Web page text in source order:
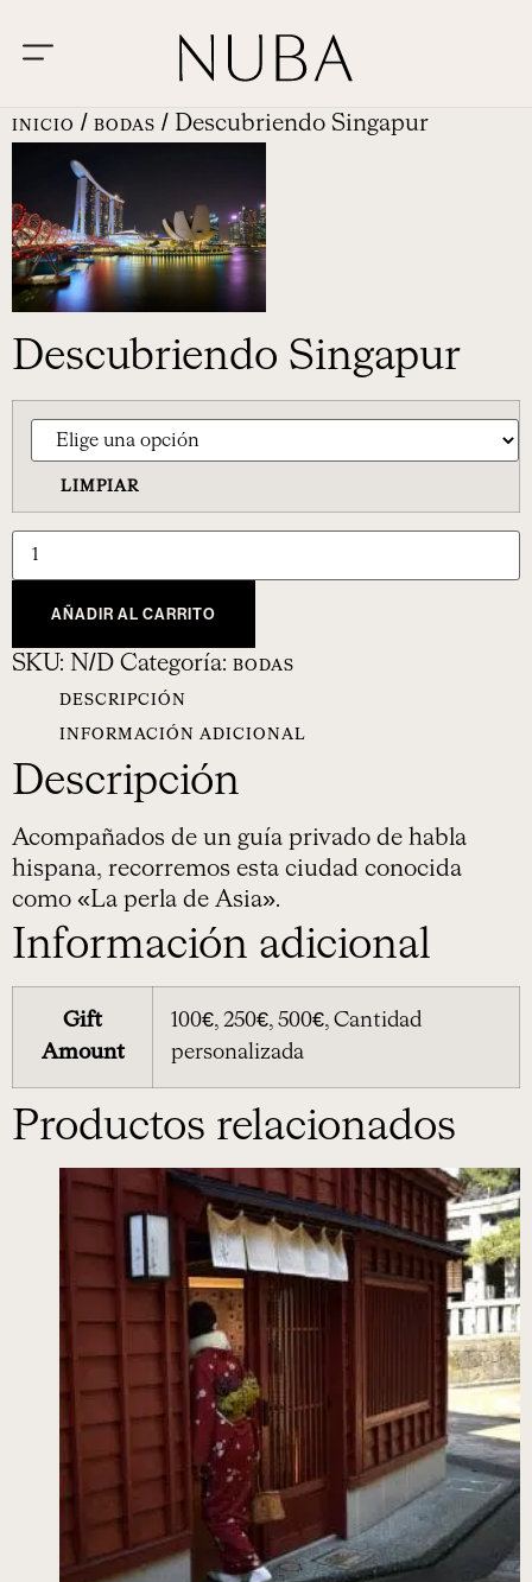
INICIO / BODAS / Descubriendo Singapur
Descubriendo Singapur
LIMPIAR
AÑADIR AL CARRITO
SKU: N/D Categoría: BODAS
DESCRIPCIÓN
INFORMACIÓN ADICIONAL
Descripción
Acompañados de un guía privado de habla
hispana, recorremos esta ciudad conocida
como «La perla de Asia».
Información adicional
Gift
Amount
100€, 250€, 500€, Cantidad
personalizada
Productos relacionados